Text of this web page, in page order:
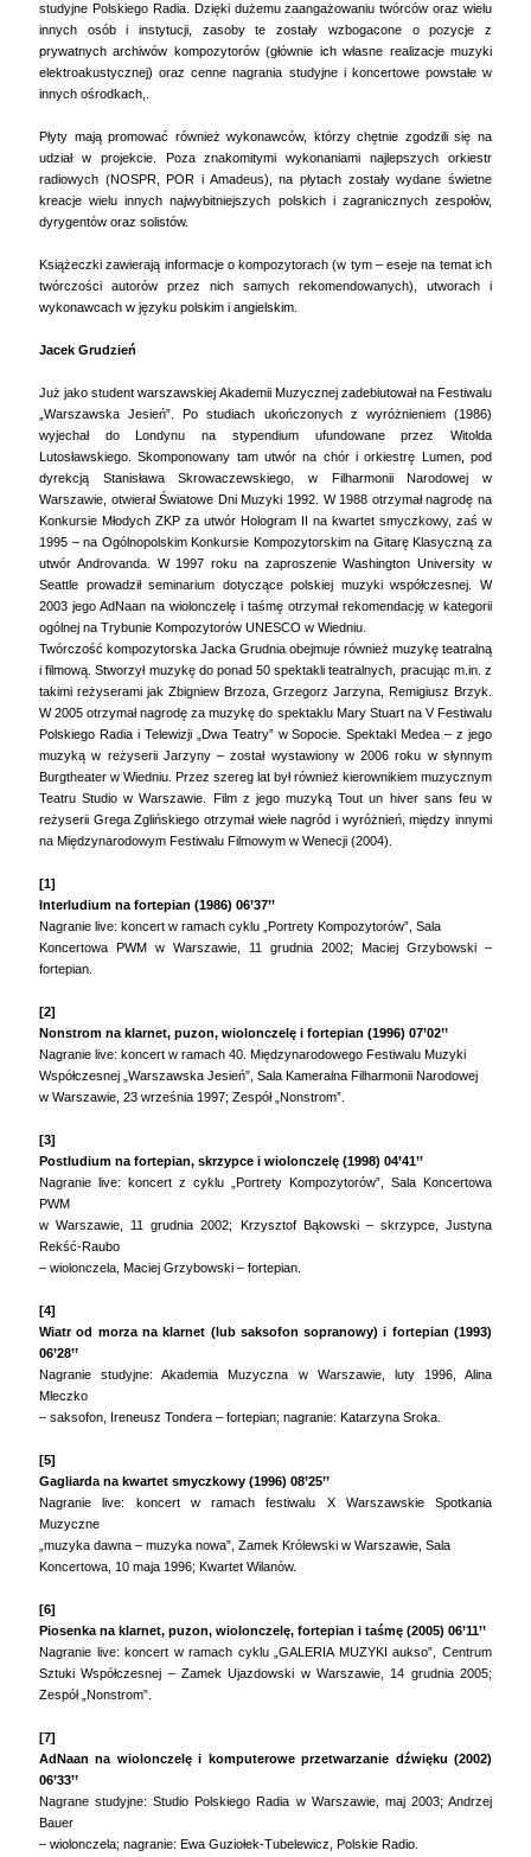
studyjne Polskiego Radia. Dzięki dużemu zaangażowaniu twórców oraz wielu
innych osób i instytucji, zasoby te zostały wzbogacone o pozycje z
prywatnych archiwów kompozytorów (głównie ich własne realizacje muzyki
elektroakustycznej) oraz cenne nagrania studyjne i koncertowe powstałe w
innych ośrodkach,.
Płyty mają promować również wykonawców, którzy chętnie zgodzili się na
udział w projekcie. Poza znakomitymi wykonaniami najlepszych orkiestr
radiowych (NOSPR, POR i Amadeus), na płytach zostały wydane świetne
kreacje wielu innych najwybitniejszych polskich i zagranicznych zespołów,
dyrygentów oraz solistów.
Książeczki zawierają informacje o kompozytorach (w tym – eseje na temat ich
twórczości autorów przez nich samych rekomendowanych), utworach i
wykonawcach w języku polskim i angielskim.
Jacek Grudzień
Już jako student warszawskiej Akademii Muzycznej zadebiutował na Festiwalu
„Warszawska Jesień”. Po studiach ukończonych z wyróżnieniem (1986)
wyjechał do Londynu na stypendium ufundowane przez Witolda
Lutosławskiego. Skomponowany tam utwór na chór i orkiestrę Lumen, pod
dyrekcją Stanisława Skrowaczewskiego, w Filharmonii Narodowej w
Warszawie, otwierał Światowe Dni Muzyki 1992. W 1988 otrzymał nagrodę na
Konkursie Młodych ZKP za utwór Hologram II na kwartet smyczkowy, zaś w
1995 – na Ogólnopolskim Konkursie Kompozytorskim na Gitarę Klasyczną za
utwór Androvanda. W 1997 roku na zaproszenie Washington University w
Seattle prowadził seminarium dotyczące polskiej muzyki współczesnej. W
2003 jego AdNaan na wiolonczelę i taśmę otrzymał rekomendację w kategorii
ogólnej na Trybunie Kompozytorów UNESCO w Wiedniu.
Twórczość kompozytorska Jacka Grudnia obejmuje również muzykę teatralną
i filmową. Stworzył muzykę do ponad 50 spektakli teatralnych, pracując m.in. z
takimi reżyserami jak Zbigniew Brzoza, Grzegorz Jarzyna, Remigiusz Brzyk.
W 2005 otrzymał nagrodę za muzykę do spektaklu Mary Stuart na V Festiwalu
Polskiego Radia i Telewizji „Dwa Teatry” w Sopocie. Spektakl Medea – z jego
muzyką w reżyserii Jarzyny – został wystawiony w 2006 roku w słynnym
Burgtheater w Wiedniu. Przez szereg lat był również kierownikiem muzycznym
Teatru Studio w Warszawie. Film z jego muzyką Tout un hiver sans feu w
reżyserii Grega Zglińskiego otrzymał wiele nagród i wyróżnień, między innymi
na Międzynarodowym Festiwalu Filmowym w Wenecji (2004).
[1]
Interludium na fortepian (1986) 06’37’’
Nagranie live: koncert w ramach cyklu „Portrety Kompozytorów”, Sala
Koncertowa PWM w Warszawie, 11 grudnia 2002; Maciej Grzybowski –
fortepian.
[2]
Nonstrom na klarnet, puzon, wiolonczelę i fortepian (1996) 07’02’’
Nagranie live: koncert w ramach 40. Międzynarodowego Festiwalu Muzyki
Współczesnej „Warszawska Jesień”, Sala Kameralna Filharmonii Narodowej
w Warszawie, 23 września 1997; Zespół „Nonstrom”.
[3]
Postludium na fortepian, skrzypce i wiolonczelę (1998) 04’41’’
Nagranie live: koncert z cyklu „Portrety Kompozytorów”, Sala Koncertowa
PWM
w Warszawie, 11 grudnia 2002; Krzysztof Bąkowski – skrzypce, Justyna
Rekść-Raubo
– wiolonczela, Maciej Grzybowski – fortepian.
[4]
Wiatr od morza na klarnet (lub saksofon sopranowy) i fortepian (1993)
06’28’’
Nagranie studyjne: Akademia Muzyczna w Warszawie, luty 1996, Alina
Mleczko
– saksofon, Ireneusz Tondera – fortepian; nagranie: Katarzyna Sroka.
[5]
Gagliarda na kwartet smyczkowy (1996) 08’25’’
Nagranie live: koncert w ramach festiwalu X Warszawskie Spotkania
Muzyczne
„muzyka dawna – muzyka nowa”, Zamek Królewski w Warszawie, Sala
Koncertowa, 10 maja 1996; Kwartet Wilanów.
[6]
Piosenka na klarnet, puzon, wiolonczelę, fortepian i taśmę (2005) 06’11’’
Nagranie live: koncert w ramach cyklu „GALERIA MUZYKI aukso”, Centrum
Sztuki Współczesnej – Zamek Ujazdowski w Warszawie, 14 grudnia 2005;
Zespół „Nonstrom”.
[7]
AdNaan na wiolonczelę i komputerowe przetwarzanie dźwięku (2002)
06’33’’
Nagrane studyjne: Studio Polskiego Radia w Warszawie, maj 2003; Andrzej
Bauer
– wiolonczela; nagranie: Ewa Guziołek-Tubelewicz, Polskie Radio.